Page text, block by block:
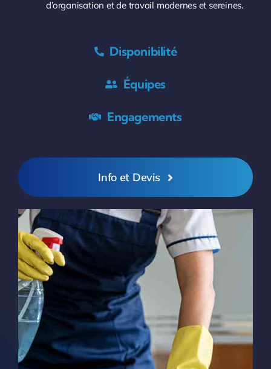
d’organisation et de travail modernes et sereines.
Disponibilité
Équipes
Engagements
Info et Devis